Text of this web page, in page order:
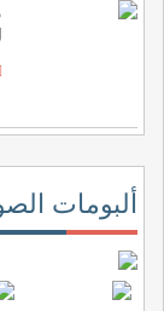
ألبومات